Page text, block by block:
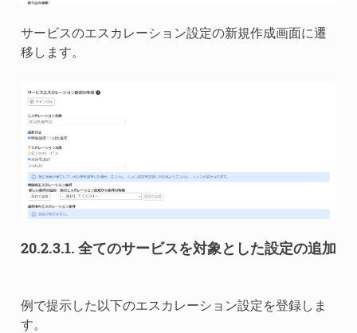
サービスのエスカレーション設定の新規作成画面に遷
移します。
20.2.3.1. 全てのサービスを対象とした設定の追加
例で提示した以下のエスカレーション設定を登録しま
す。